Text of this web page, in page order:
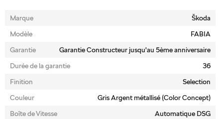
Marque
Škoda
Modèle
FABIA
Garantie
Garantie Constructeur jusqu'au 5ème anniversaire
Durée de la garantie
36
Finition
Selection
Couleur
Gris Argent métallisé (Color Concept)
Boîte de Vitesse
Automatique DSG